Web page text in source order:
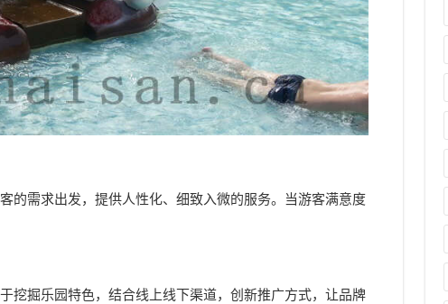
的需求出发，提供人性化、细致入微的服务。当游客满意度
挖掘乐园特色，结合线上线下渠道，创新推广方式，让品牌